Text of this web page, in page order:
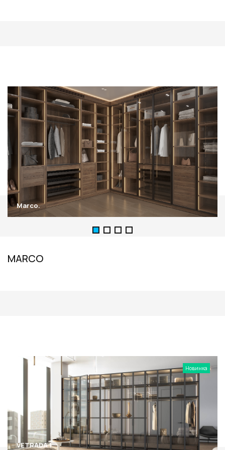
MARCO
Marco.
Новинка
VETRADA 1